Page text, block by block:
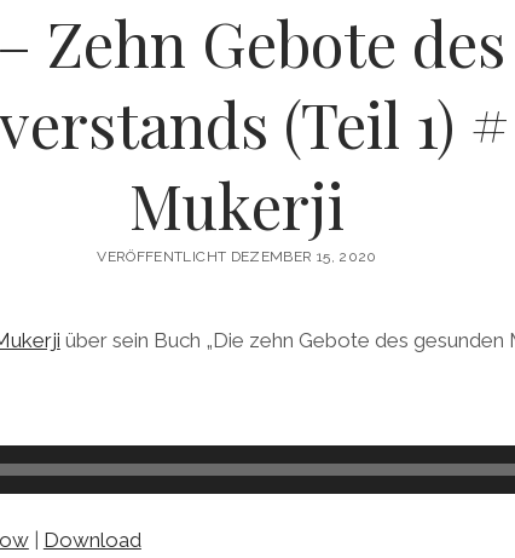
Zehn Gebote
(Teil 1)
Mukerji
VERÖFFENTLICHT DEZEMBER 15, 2020
über sein Buch „Die zehn Gebote des gesunden
| Download